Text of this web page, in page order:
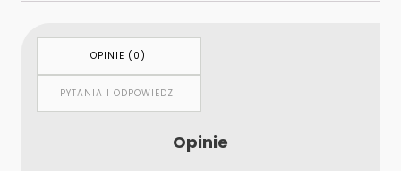
OPINIE (0)
PYTANIA I ODPOWIEDZI
Opinie